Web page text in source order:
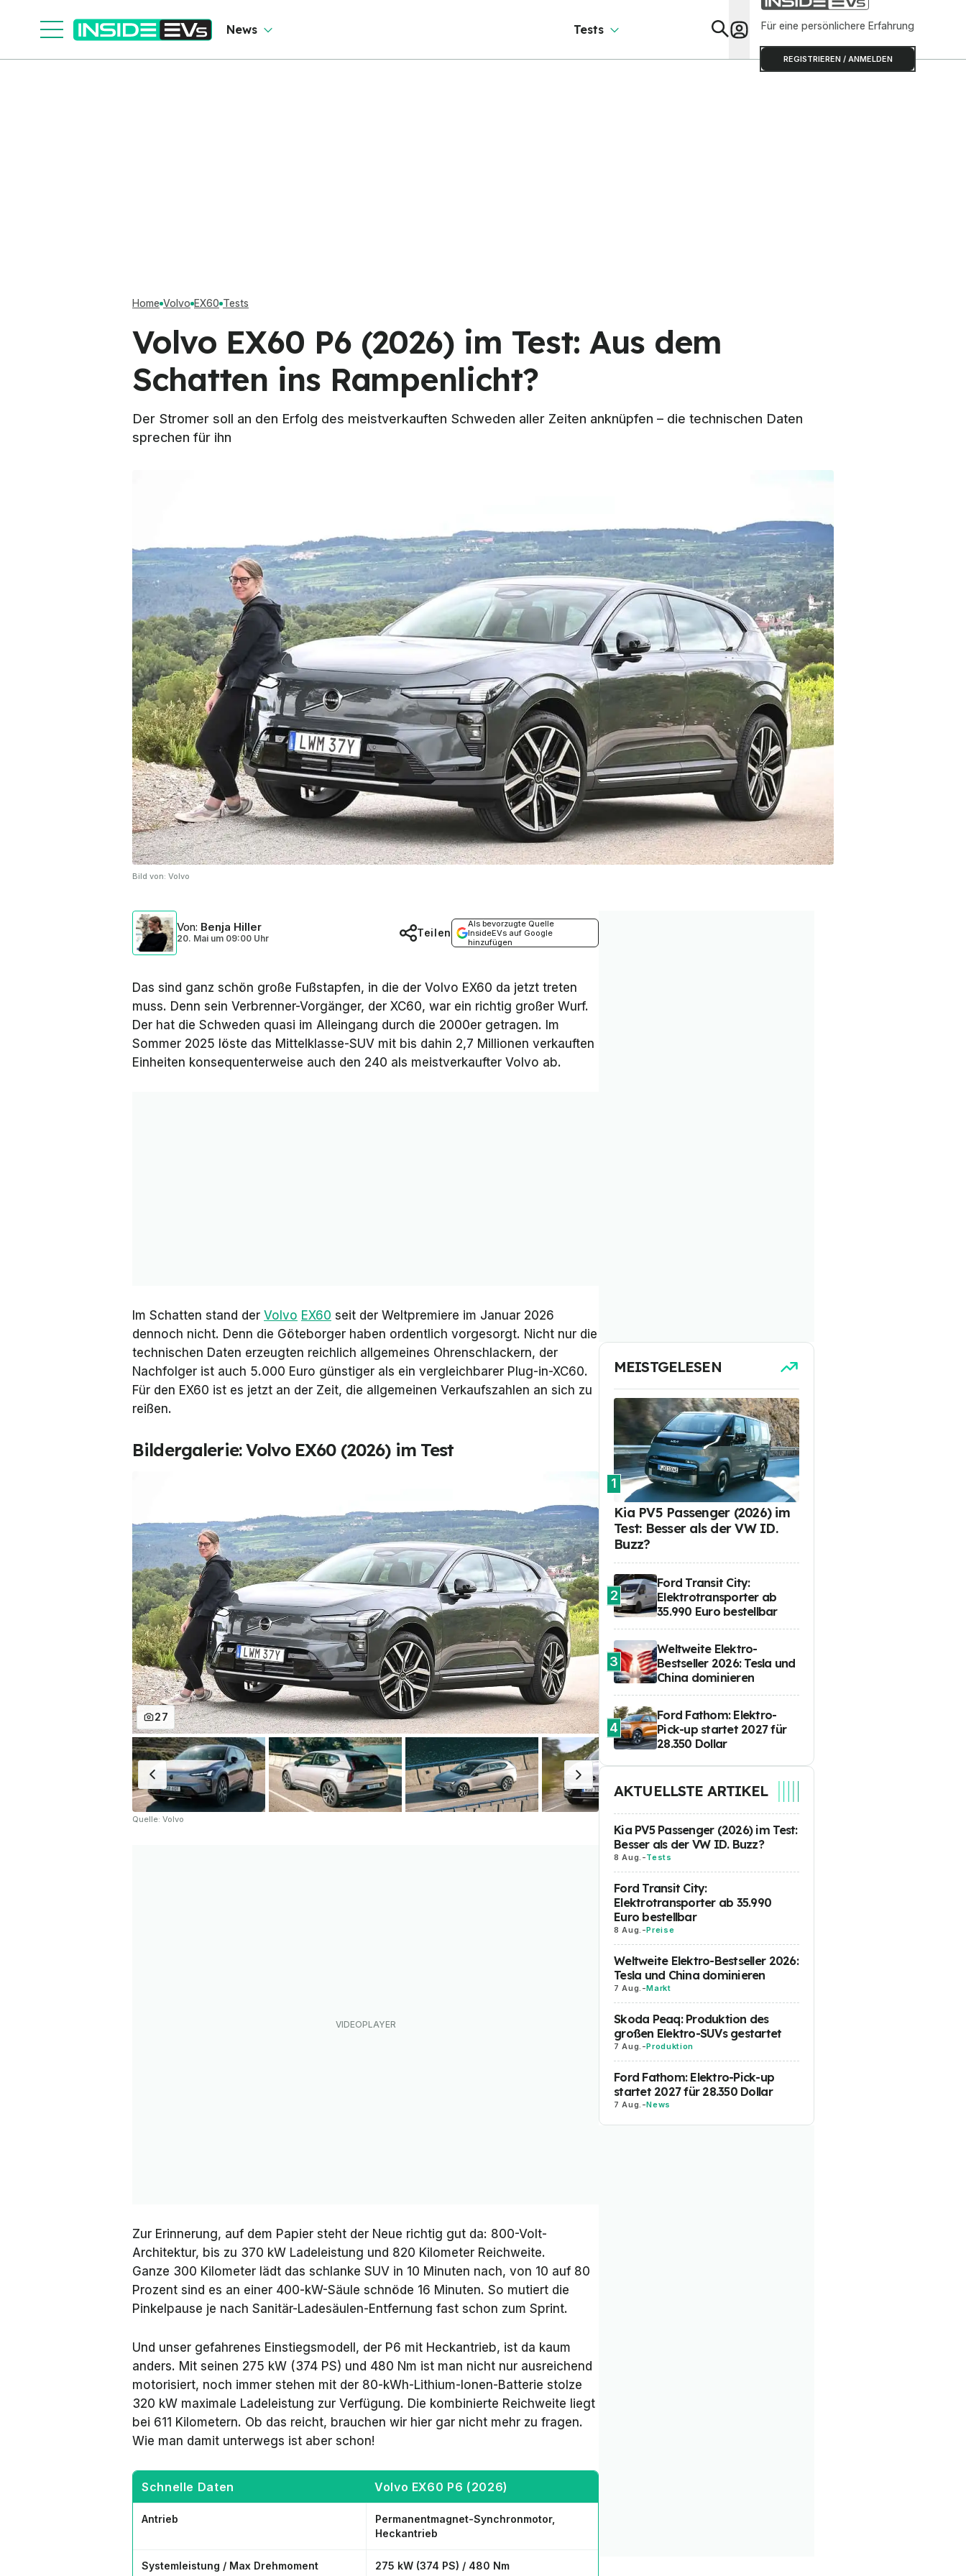
News Tests Für eine persönlichere Erfahrung
REGISTRIEREN / ANMELDEN
Home Volvo EX60 Tests
Volvo EX60 P6 (2026) im Test: Aus dem
Schatten ins Rampenlicht?
Der Stromer soll an den Erfolg des meistverkauften Schweden aller Zeiten anknüpfen – die technischen Daten
sprechen für ihn
Bild von: Volvo
Von: Benja Hiller
20. Mai um 09:00 Uhr
Als bevorzugte Quelle
InsideEVs auf Google
hinzufügen
Teilen
Das sind ganz schön große Fußstapfen, in die der Volvo EX60 da jetzt treten
muss. Denn sein Verbrenner-Vorgänger, der XC60, war ein richtig großer Wurf.
Der hat die Schweden quasi im Alleingang durch die 2000er getragen. Im
Sommer 2025 löste das Mittelklasse-SUV mit bis dahin 2,7 Millionen verkauften
Einheiten konsequenterweise auch den 240 als meistverkaufter Volvo ab.
Im Schatten stand der Volvo EX60 seit der Weltpremiere im Januar 2026
dennoch nicht. Denn die Göteborger haben ordentlich vorgesorgt. Nicht nur die
technischen Daten erzeugten reichlich allgemeines Ohrenschlackern, der
Nachfolger ist auch 5.000 Euro günstiger als ein vergleichbarer Plug-in-XC60.
Für den EX60 ist es jetzt an der Zeit, die allgemeinen Verkaufszahlen an sich zu
reißen.
Bildergalerie: Volvo EX60 (2026) im Test
27
Quelle: Volvo
Zur Erinnerung, auf dem Papier steht der Neue richtig gut da: 800-Volt-
Architektur, bis zu 370 kW Ladeleistung und 820 Kilometer Reichweite.
Ganze 300 Kilometer lädt das schlanke SUV in 10 Minuten nach, von 10 auf 80
Prozent sind es an einer 400-kW-Säule schnöde 16 Minuten. So mutiert die
Pinkelpause je nach Sanitär-Ladesäulen-Entfernung fast schon zum Sprint.
Und unser gefahrenes Einstiegsmodell, der P6 mit Heckantrieb, ist da kaum
anders. Mit seinen 275 kW (374 PS) und 480 Nm ist man nicht nur ausreichend
motorisiert, noch immer stehen mit der 80-kWh-Lithium-Ionen-Batterie stolze
320 kW maximale Ladeleistung zur Verfügung. Die kombinierte Reichweite liegt
bei 611 Kilometern. Ob das reicht, brauchen wir hier gar nicht mehr zu fragen.
Wie man damit unterwegs ist aber schon!
Schnelle Daten Volvo EX60 P6 (2026)
Antrieb
Permanentmagnet-Synchronmotor,
Heckantrieb
Systemleistung / Max Drehmoment 275 kW (374 PS) / 480 Nm
MEISTGELESEN
1
Kia PV5 Passenger (2026) im
Test: Besser als der VW ID.
Buzz?
2
Ford Transit City:
Elektrotransporter ab
35.990 Euro bestellbar
3
Weltweite Elektro-
Bestseller 2026: Tesla und
China dominieren
4
Ford Fathom: Elektro-
Pick-up startet 2027 für
28.350 Dollar
AKTUELLSTE ARTIKEL
Kia PV5 Passenger (2026) im Test:
Besser als der VW ID. Buzz?
8 Aug. -Tests
Ford Transit City:
Elektrotransporter ab 35.990
Euro bestellbar
8 Aug. -Preise
Weltweite Elektro-Bestseller 2026:
Tesla und China dominieren
7 Aug. -Markt
Skoda Peaq: Produktion des
großen Elektro-SUVs gestartet
7 Aug. -Produktion
Ford Fathom: Elektro-Pick-up
startet 2027 für 28.350 Dollar
7 Aug. -News